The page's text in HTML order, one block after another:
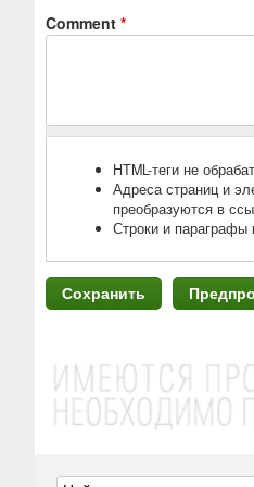
Comment *
HTML-теги не
Адреса страниц и
преобразуются в
Строки и параграфы